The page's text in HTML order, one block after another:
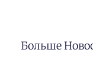
Больше